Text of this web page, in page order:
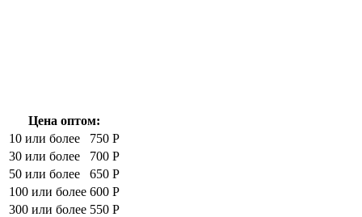
Цена оптом:
10 или более
750 Р
30 или более
700 Р
50 или более
650 Р
100 или более 600 Р
300 или более 550 Р